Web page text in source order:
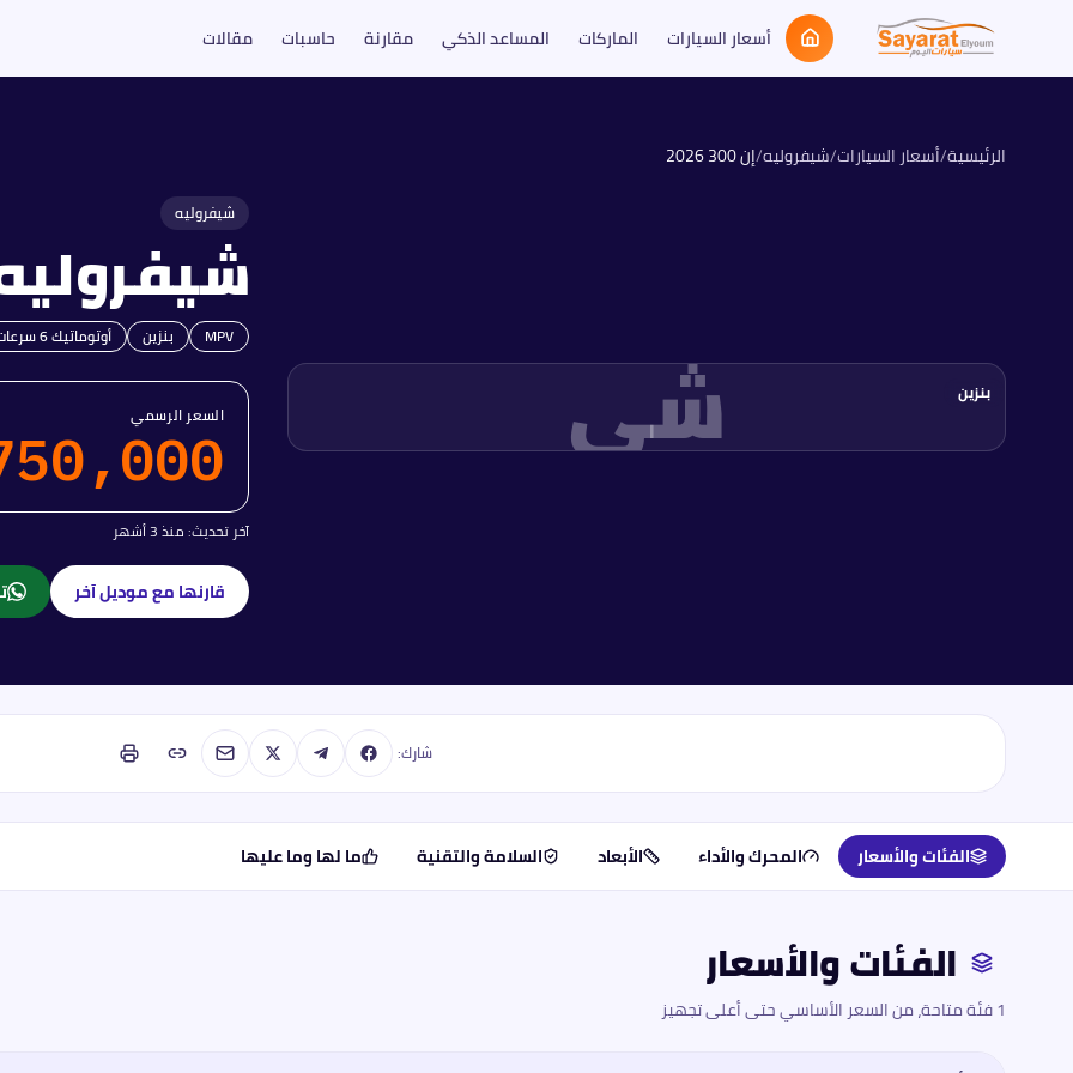
أسعار السيارات الماركات المساعد الذكي مقارنة حاسبات مقالات
الرئيسية/أسعار السيارات/شيفروليه/إن 300 2026
بنزين شي
شيفروليه
MPV بنزين أوتوماتيك 6 سرعات
السعر الرسمي
آخر تحديث:منذ 3 أشهر
قارنها مع موديل آخر
شارك:
الفئات والأسعار المحرك والأداء الأبعاد السلامة والتقنية ما لها وما عليها
الفئات والأسعار
1 فئة متاحة، من السعر الأساسي حتى أعلى تجهيز